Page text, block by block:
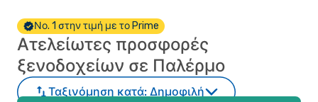
Νο. 1 στην τιμή με το Prime
Ατελείωτες προσφορές
ξενοδοχείων σε Παλέρμο
Ταξινόμηση κατά: Δημοφιλή